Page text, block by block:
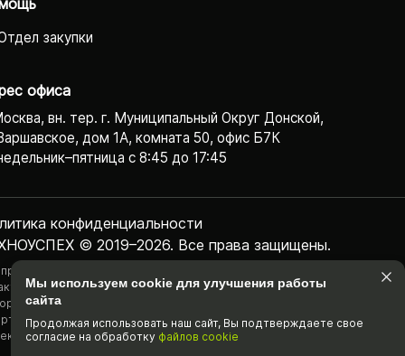
закупки
офиса
вн. тер. г. Муниципальный Округ Донской,
дом 1А, комната 50, офис Б7К
с 8:45 до 17:45
© 2019–2026. Все права защищены.
конфиденциаль­ности
на сайте информация, касающаяся технических
наличия на складе, стоимости товаров, носит
характер и ни при каких условиях не является публичной
определяемой положениями Статьи 437(2) Гражданского
РФ.
Мы используем cookie для улучшения работы
сайта
Продолжая использовать наш cайт, Вы подтвержда­ете свое
согласие на обработку файлов cookie